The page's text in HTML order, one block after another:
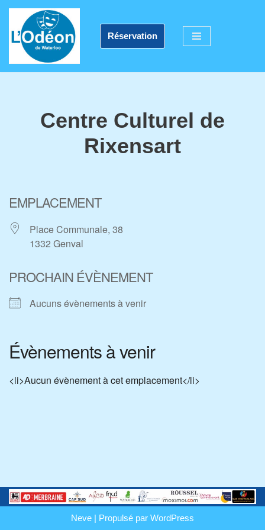
Aller
au
contenu
Réservation
Centre Culturel de
Rixensart
EMPLACEMENT
Place Communale, 38
1332 Genval
PROCHAIN ÉVÈNEMENT
Aucuns évènements à venir
Évènements à venir
<li>Aucun évènement à cet emplacement</li>
Neve | Propulsé par WordPress